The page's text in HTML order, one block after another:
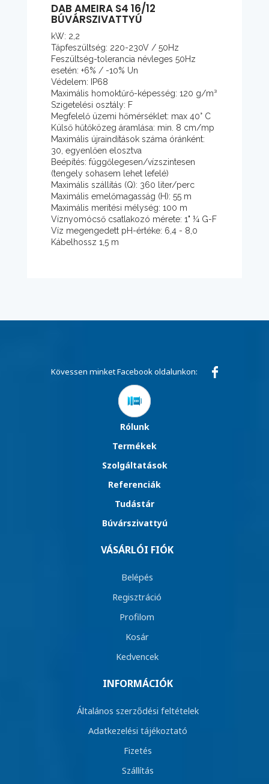
DAB AMEIRA S4 16/12
BÚVÁRSZIVATTYÚ
kW: 2,2
Tápfeszültség: 220-230V / 50Hz
Feszültség-tolerancia névleges 50Hz
esetén: +6% / -10% Un
Védelem: IP68
Maximális homoktűrő-képesség: 120 g/m³
Szigetelési osztály: F
Megfelelő üzemi hőmérséklet: max 40° C
Külső hűtőközeg áramlása: min. 8 cm/mp
Maximális újraindítások száma óránként:
30, egyenlően elosztva
Beépítés: függőlegesen/vízszintesen
(tengely sohasem lehet lefelé)
Maximális szállítás (Q): 360 liter/perc
Maximális emelőmagasság (H): 55 m
Maximális merítési mélység: 100 m
Víznyomócső csatlakozó mérete: 1" ¼ G-F
Víz megengedett pH-értéke: 6,4 - 8,0
Kábelhossz 1,5 m
Kövessen minket Facebook oldalunkon:
Rólunk
Termékek
Szolgáltatások
Referenciák
Tudástár
Búvárszivattyú
VÁSÁRLÓI FIÓK
Belépés
Regisztráció
Profilom
Kosár
Kedvencek
INFORMÁCIÓK
Általános szerződési feltételek
Adatkezelési tájékoztató
Fizetés
Szállítás